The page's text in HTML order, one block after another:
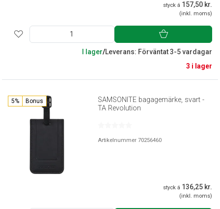
styck á 157,50 kr.
(inkl. moms)
I lager/Leverans: Förväntat 3-5 vardagar
3 i lager
5% Bonus
SAMSONITE bagagemärke, svart -
TA Revolution
Artikelnummer 70256460
styck á 136,25 kr.
(inkl. moms)